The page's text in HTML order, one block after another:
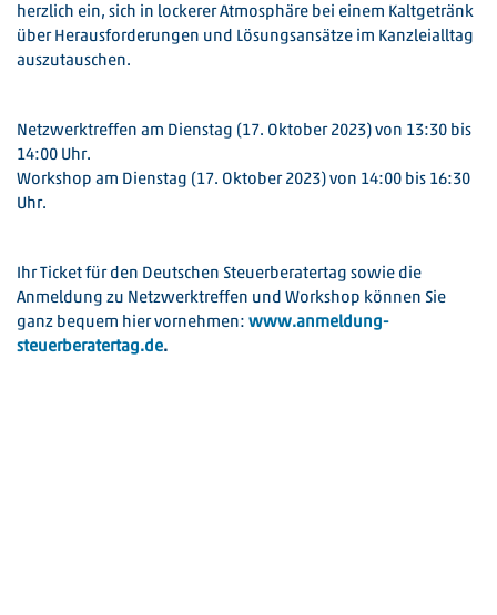
herzlich ein, sich in lockerer Atmosphäre bei einem Kaltgetränk
über Herausforderungen und Lösungsansätze im Kanzleialltag
auszutauschen.
Netzwerktreffen am Dienstag (17. Oktober 2023) von 13:30 bis
14:00 Uhr.
Workshop am Dienstag (17. Oktober 2023) von 14:00 bis 16:30
Uhr.
Ihr Ticket für den Deutschen Steuerberatertag sowie die
Anmeldung zu Netzwerktreffen und Workshop können Sie
ganz bequem hier vornehmen: www.anmeldung-
steuerberatertag.de.